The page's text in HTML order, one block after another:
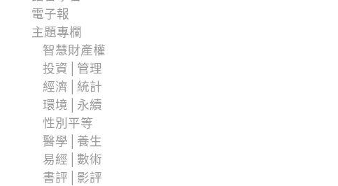
電子報
主題專欄
智慧財產權
投資│管理
經濟│統計
環境│永續
性別平等
醫學│養生
易經│數術
書評│影評